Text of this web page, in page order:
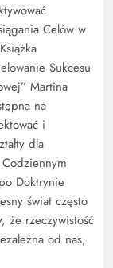
Celów w
Sukcesu
Martina
na
i
dla
Doktrynie
świat często
że rzeczywistość
od nas,